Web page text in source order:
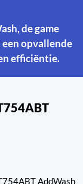
opvallende
efficiëntie.
AddWash